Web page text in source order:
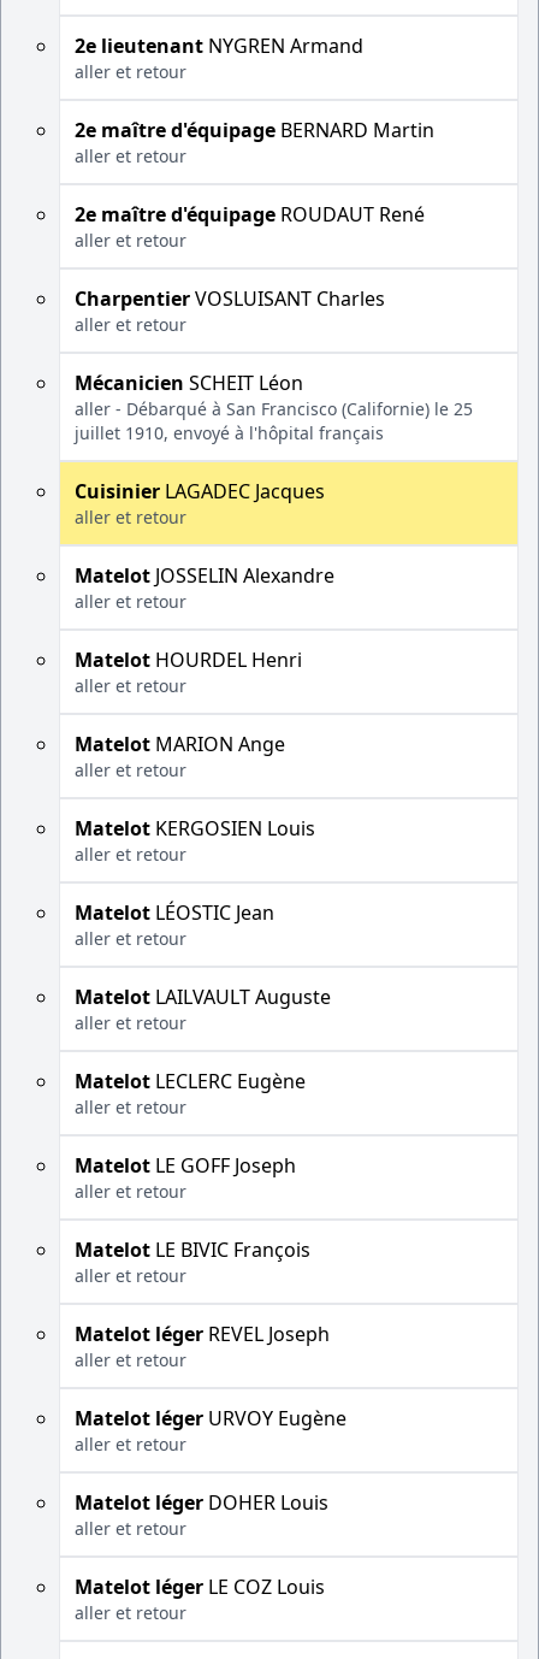
2e lieutenant NYGREN Armand
aller et retour
2e maître d'équipage BERNARD Martin
aller et retour
2e maître d'équipage ROUDAUT René
aller et retour
CharpentierVOSLUISANT Charles
aller et retour
Mécanicien SCHEIT Léon
aller - Débarqué à San Francisco (Californie) le 25
juillet 1910, envoyé à l'hôpital français
Cuisinier LAGADEC Jacques
aller et retour
Matelot JOSSELIN Alexandre
aller et retour
Matelot HOURDEL Henri
aller et retour
Matelot MARION Ange
aller et retour
Matelot KERGOSIEN Louis
aller et retour
Matelot LÉOSTIC Jean
aller et retour
Matelot LAILVAULT Auguste
aller et retour
Matelot LECLERC Eugène
aller et retour
Matelot LE GOFF Joseph
aller et retour
Matelot LE BIVIC François
aller et retour
Matelot léger REVEL Joseph
aller et retour
Matelot léger URVOY Eugène
aller et retour
Matelot léger DOHER Louis
aller et retour
Matelot léger LE COZ Louis
aller et retour